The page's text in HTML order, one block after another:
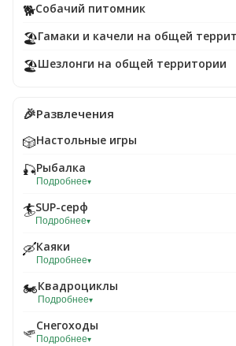
🐕Собачий питомник
🏖️Гамаки и качели на общей
🏖️Шезлонги на общей территории
🎉Развлечения
🎲Настольные игры
🎣Рыбалка
Подробнее▾
🏄SUP-серф
Подробнее▾
🛶Каяки
Подробнее▾
🏍️Квадроциклы
Подробнее▾
🛷Снегоходы
Подробнее▾